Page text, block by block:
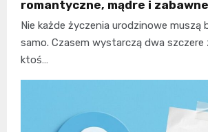
romantyczne, mądre i zabawne
Nie każde życzenia urodzinowe muszą
samo. Czasem wystarczą dwa szczere
ktoś…